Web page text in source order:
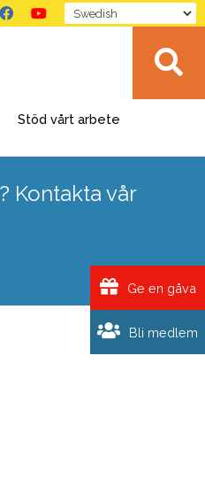
Stöd vårt arbete
Kontakta vår
Bli medlem
Ge en gåva